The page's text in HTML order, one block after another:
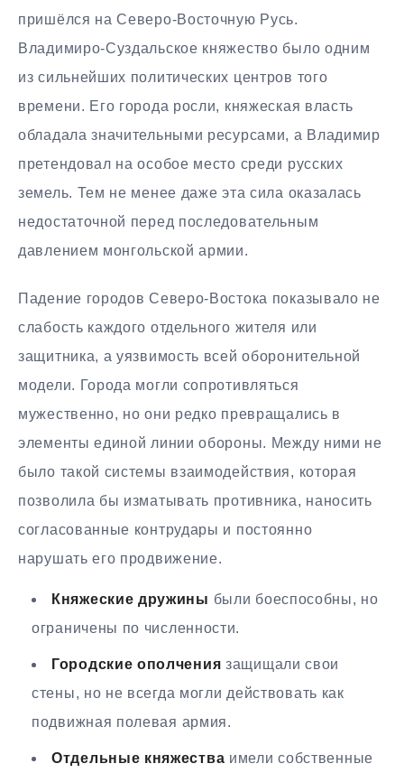
пришёлся на Северо-Восточную Русь.
Владимиро-Суздальское княжество было одним
из сильнейших политических центров того
времени. Его города росли, княжеская власть
обладала значительными ресурсами, а Владимир
претендовал на особое место среди русских
земель. Тем не менее даже эта сила оказалась
недостаточной перед последовательным
давлением монгольской армии.
Падение городов Северо-Востока показывало не
слабость каждого отдельного жителя или
защитника, а уязвимость всей оборонительной
модели. Города могли сопротивляться
мужественно, но они редко превращались в
элементы единой линии обороны. Между ними не
было такой системы взаимодействия, которая
позволила бы изматывать противника, наносить
согласованные контрудары и постоянно
нарушать его продвижение.
Княжеские дружины были боеспособны, но
ограничены по численности.
Городские ополчения защищали свои
стены, но не всегда могли действовать как
подвижная полевая армия.
Отдельные княжества имели собственные